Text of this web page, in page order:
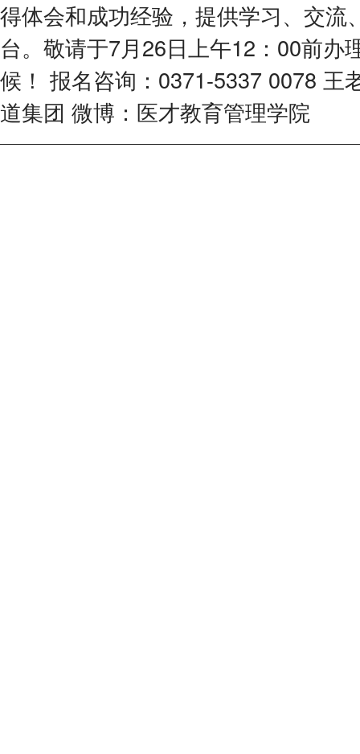
得体会和成功经验，提供学习、交流
台。敬请于7月26日上午12：00前办
候！ 报名咨询：0371-5337 0078 王
道集团 微博：医才教育管理学院